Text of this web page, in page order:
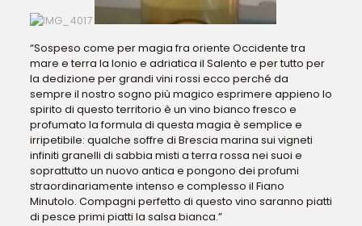
“Sospeso come per magia fra oriente Occidente tra
mare e terra la Ionio e adriatica il Salento e per tutto per
la dedizione per grandi vini rossi ecco perché da
sempre il nostro sogno più magico esprimere appieno lo
spirito di questo territorio è un vino bianco fresco e
profumato la formula di questa magia è semplice e
irripetibile: qualche soffre di Brescia marina sui vigneti
infiniti granelli di sabbia misti a terra rossa nei suoi e
soprattutto un nuovo antica e pongono dei profumi
straordinariamente intenso e complesso il Fiano
Minutolo. Compagni perfetto di questo vino saranno piatti
di pesce primi piatti la salsa bianca.”